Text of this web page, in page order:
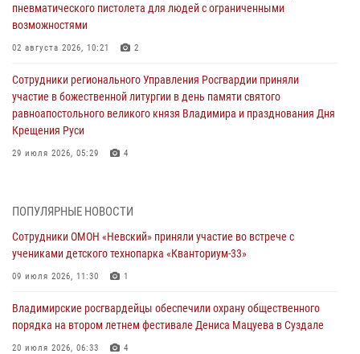
пневматического пистолета для людей с ограниченными
возможностями
02 августа 2026, 10:21 2
Сотрудники регионального Управления Росгвардии приняли
участие в божественной литургии в день памяти святого
равноапостольного великого князя Владимира и празднования Дня
Крещения Руси
29 июля 2026, 05:29 4
интимные услуги
28 июля 2026, 11:51
Во Владимирcкой области открыли профильную Росгвардейскую
27 июля 2026, 16:43 2
Владимирские росгвардейцы обеспечили охрану общественного
ПОПУЛЯРНЫЕ НОВОСТИ
Сотрудники ОМОН «Невский» приняли участие во встрече с
учениками детского технопарка «Кванториум-33»
09 июля 2026, 11:30 1
Владимирские росгвардейцы обеспечили охрану общественного
порядка на втором летнем фестивале Дениса Мацуева в Суздале
20 июля 2026, 06:33 4